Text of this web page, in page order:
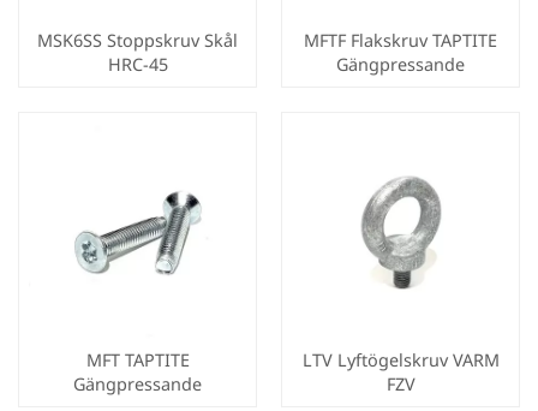
MSK6SS Stoppskruv Skål
HRC-45
MFTF Flakskruv TAPTITE
Gängpressande
MFT TAPTITE
Gängpressande
LTV Lyftögelskruv VARM
FZV